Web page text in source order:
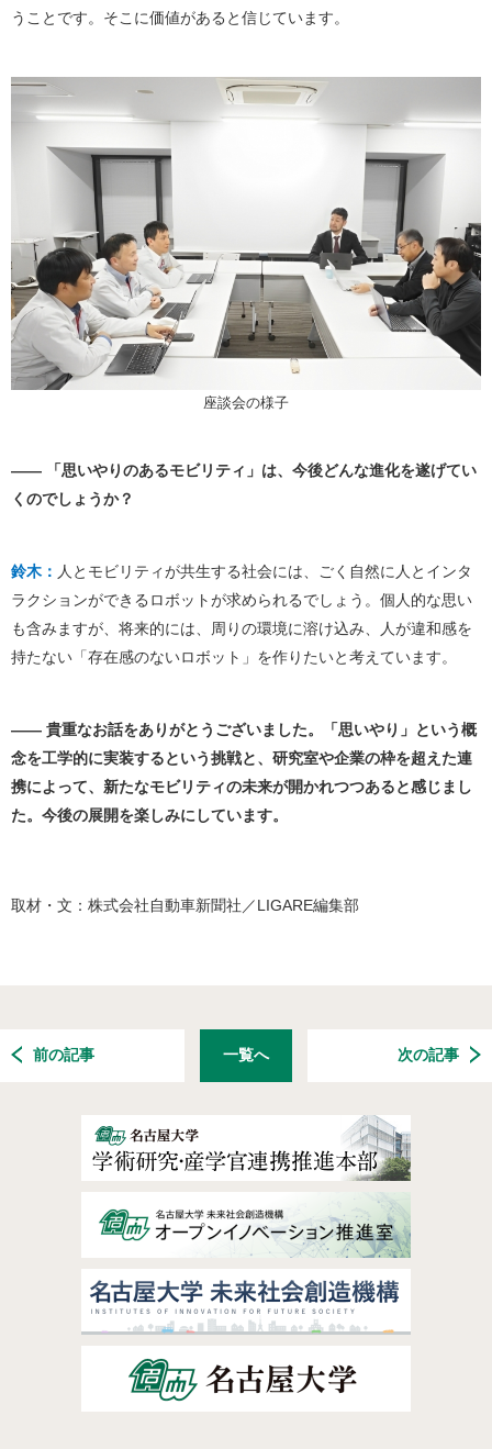
うことです。そこに価値があると信じています。
座談会の様子
―― 「思いやりのあるモビリティ」は、今後どんな進化を遂げてい
くのでしょうか？
鈴木： 人とモビリティが共生する社会には、ごく自然に人とインタ
ラクションができるロボットが求められるでしょう。個人的な思い
も含みますが、将来的には、周りの環境に溶け込み、人が違和感を
持たない「存在感のないロボット」を作りたいと考えています。
―― 貴重なお話をありがとうございました。「思いやり」という概
念を工学的に実装するという挑戦と、研究室や企業の枠を超えた連
携によって、新たなモビリティの未来が開かれつつあると感じまし
た。今後の展開を楽しみにしています。
取材・文：株式会社自動車新聞社／LIGARE編集部
前の記事 一覧へ 次の記事